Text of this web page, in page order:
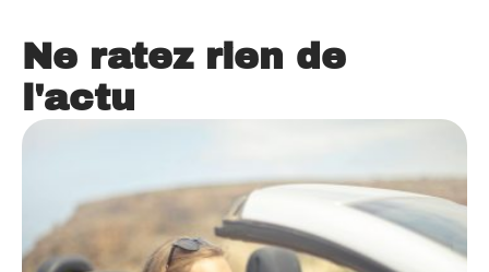
Ne ratez rien de
l'actu